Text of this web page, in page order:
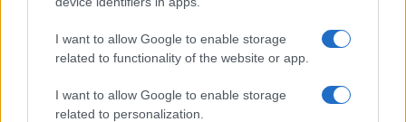
I want to allow Google to enable storage
related to functionality of the website or app.
I want to allow Google to enable storage
related to personalization.